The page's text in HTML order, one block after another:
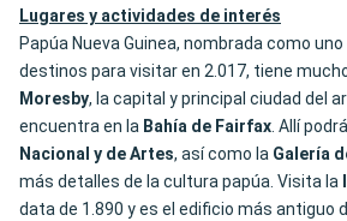
Lugares y actividades de interés
Papúa Nueva Guinea, nombrada como
destinos para visitar en 2.017, tiene
Moresby, la capital y principal ciudad del
encuentra en la Bahía de Fairfax. Allí
Nacional y de Artes, así como la Galería
más detalles de la cultura papúa. Visita la
data de 1.890 y es el edificio más antiguo